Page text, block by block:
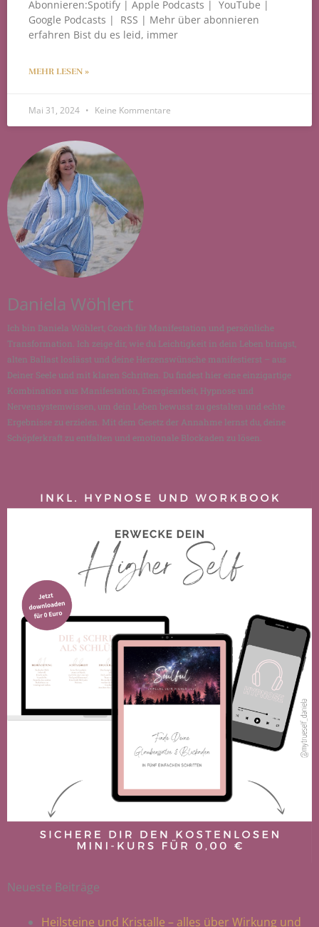
Abonnieren:Spotify | Apple Podcasts | YouTube |
Google Podcasts | RSS | Mehr über abonnieren
erfahren Bist du es leid, immer
MEHR LESEN »
Mai 31, 2024 Keine Kommentare
Daniela Wöhlert
Ich bin Daniela Wöhlert, Coach für Manifestation und persönliche
Transformation. Ich zeige dir, wie du Leichtigkeit in dein Leben bringst,
alten Ballast loslässt und deine Herzenswünsche manifestierst – aus
Deiner Seele und mit klaren Schritten. Du findest hier eine einzigartige
Kombination aus Manifestation, Energiearbeit, Hypnose und
Nervensystemwissen, um dein Leben bewusst zu gestalten und echte
Ergebnisse zu erzielen. Mit dem Gesetz der Annahme lernst du, deine
Schöpferkraft zu entfalten und emotionale Blockaden zu lösen.
Neueste Beiträge
Heilsteine und Kristalle – alles über Wirkung und